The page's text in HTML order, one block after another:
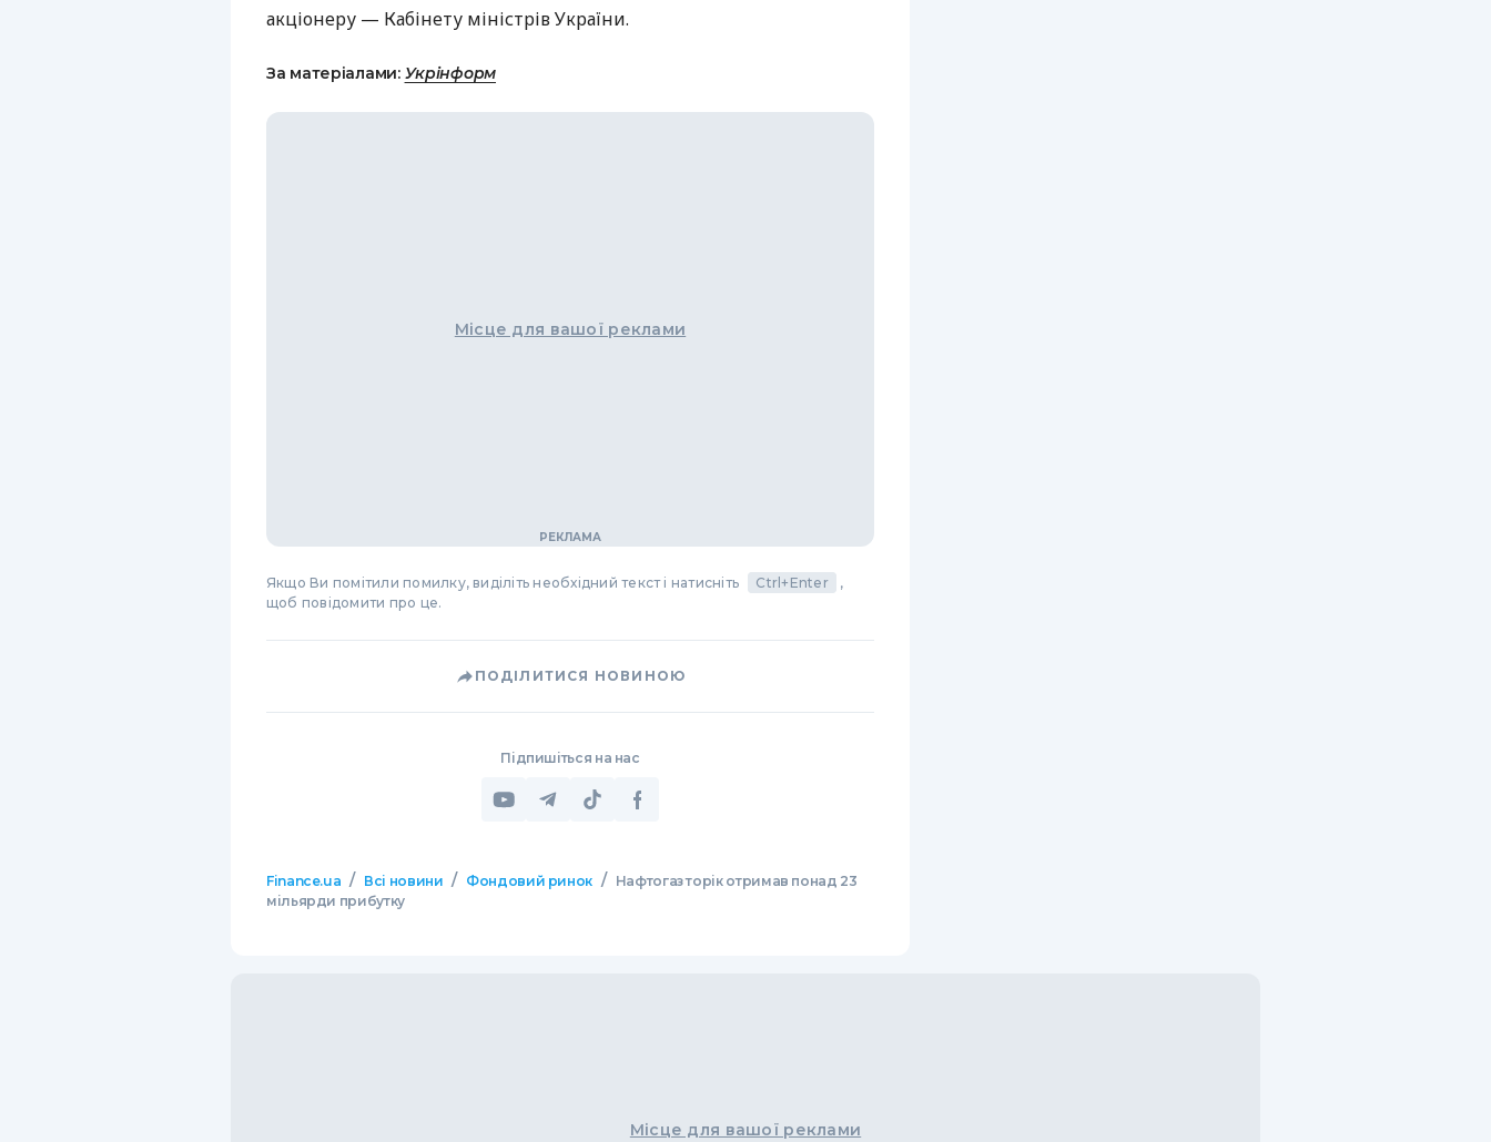
акціонеру — Кабінету міністрів України.
За матеріалами: Укрінформ
Місце для вашої реклами
Якщо Ви помітили помилку, виділіть необхідний текст і натисніть Ctrl+Enter
,
щоб повідомити про це.
ПОДІЛИТИСЯ НОВИНОЮ
Підпишіться на нас
Finance.ua / Всі новини / Фондовий ринок /
Нафтогаз торік отримав понад 23
мільярди прибутку
Місце для вашої реклами